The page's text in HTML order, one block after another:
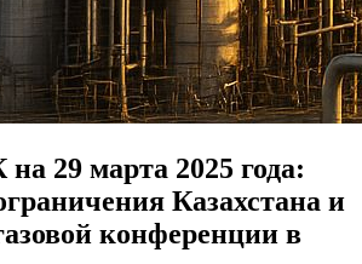
29 марта 2025 года:
Казахстана и
конференции в